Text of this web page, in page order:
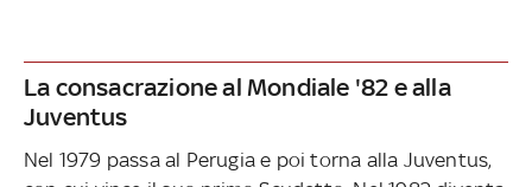
La consacrazione al Mondiale '82 e alla
Juventus
Nel 1979 passa al Perugia e poi torna alla Juventus,